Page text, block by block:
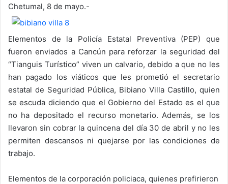
Chetumal, 8 de mayo.-
Elementos de la Policía Estatal Preventiva (PEP) que
fueron enviados a Cancún para reforzar la seguridad del
“Tianguis Turístico” viven un calvario, debido a que no les
han pagado los viáticos que les prometió el secretario
estatal de Seguridad Pública, Bibiano Villa Castillo, quien
se escuda diciendo que el Gobierno del Estado es el que
no ha depositado el recurso monetario. Además, se los
llevaron sin cobrar la quincena del día 30 de abril y no les
permiten descansos ni quejarse por las condiciones de
trabajo.
Elementos de la corporación policiaca, quienes prefirieron